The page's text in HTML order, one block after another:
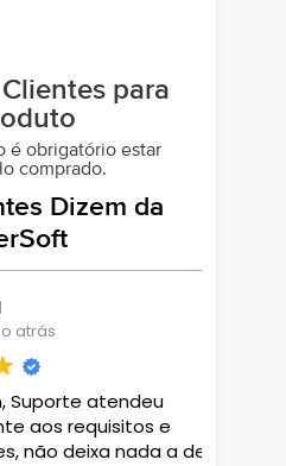
para
é obrigatório estar
comprado.
Dizem da
atendeu
e
nada a desejar